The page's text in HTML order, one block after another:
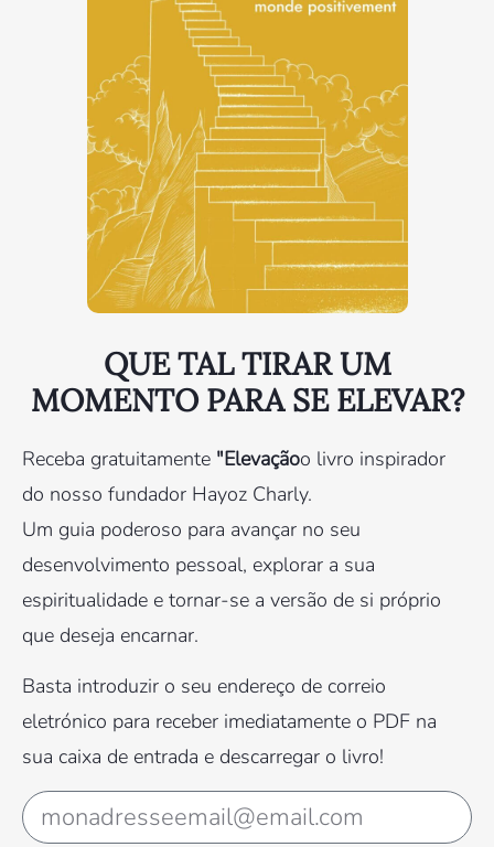
QUE TAL TIRAR UM
MOMENTO PARA SE ELEVAR?
Receba gratuitamente "Elevaçãoo livro inspirador
do nosso fundador Hayoz Charly.
Um guia poderoso para avançar no seu
desenvolvimento pessoal, explorar a sua
espiritualidade e tornar-se a versão de si próprio
que deseja encarnar.
Basta introduzir o seu endereço de correio
eletrónico para receber imediatamente o PDF na
sua caixa de entrada e descarregar o livro!